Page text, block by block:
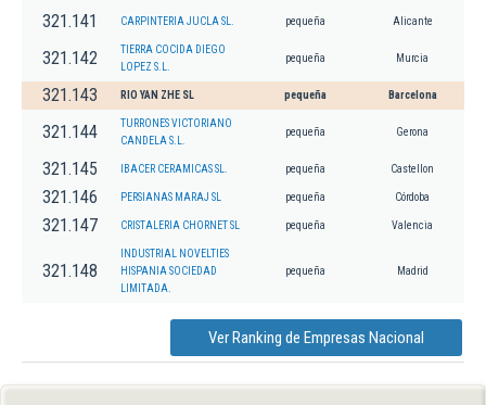
321.141 CARPINTERIA JUCLA SL. pequeña Alicante
321.142
TIERRA COCIDA DIEGO
LOPEZ S.L.
pequeña Murcia
321.143 RIO YAN ZHE SL pequeña Barcelona
321.144
TURRONES VICTORIANO
CANDELA S.L.
pequeña Gerona
321.145 IBACER CERAMICAS SL. pequeña Castellon
321.146 PERSIANAS MARAJ SL pequeña Córdoba
321.147 CRISTALERIA CHORNET SL pequeña Valencia
321.148
INDUSTRIAL NOVELTIES
HISPANIA SOCIEDAD
LIMITADA.
pequeña Madrid
Ver Ranking de Empresas Nacional